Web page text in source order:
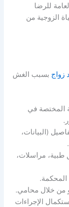
للرضا
الزوجية من
بسبب الغش
المختصة في
(البيانات،
طبية، مراسلات،
من خلال محامي.
الإجراءات